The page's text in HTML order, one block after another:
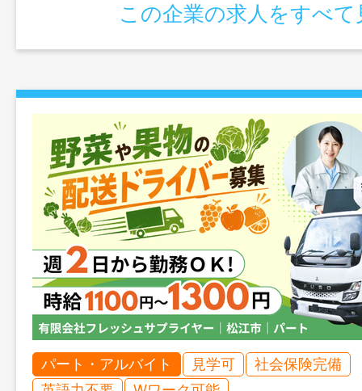
この企業の求人をすべて
パート・アルバイト 見学可
社会保険完備